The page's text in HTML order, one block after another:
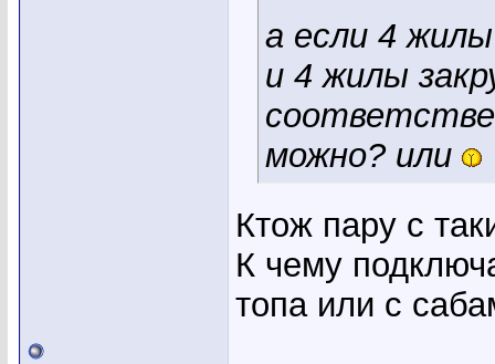
а если 4
и 4 жилы
можно? или
Ктож пару с
К чему
топа или с